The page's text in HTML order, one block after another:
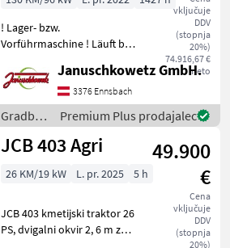
Teleskoplader
vključuje
DDV
(stopnja
20%)
74.916,67 €
neto
! Lager- bzw.
Vorführmaschine ! Läuft bei
VT JCB‐DualTech‐Getriebe
(stufenlos) mit einem
Kegelradgetriebe und
einem mechanischen Lastsc
Januschkowetz GmbH.
3376 Ennsbach
Gradbeni
stroji /
JCB
Premium Plus prodajalec
JCB 403 Agri
49.900
€
Cena
vključuje
DDV
(stopnja
20%)
26 KM/19 kW L. pr. 2025 5 h
JCB 403 kmetijski traktor 26
PS, dvigalni okvir 2, 6 m z